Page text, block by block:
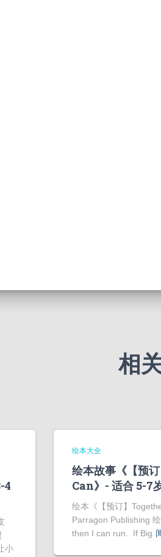
相
4
小
绘本大全
绘本故事《【预
Can》- 适合 5-7
绘本《【预订】
Parragon Publishing
then I can run. If Big